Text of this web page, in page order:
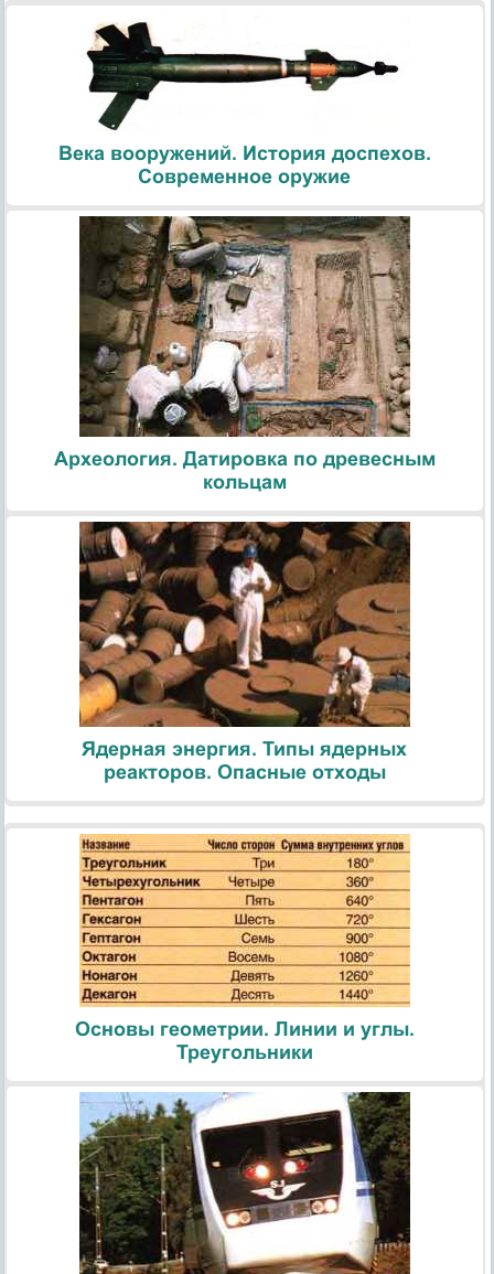
Века вооружений. История доспехов.
Современное оружие
Археология. Датировка по древесным
кольцам
Ядерная энергия. Типы ядерных
реакторов. Опасные отходы
Основы геометрии. Линии и углы.
Треугольники